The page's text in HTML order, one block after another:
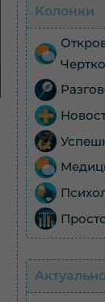
Колонки